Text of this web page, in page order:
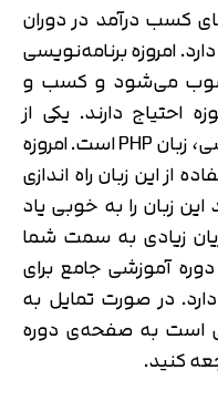
کسب درآمد در دوران
امروزه برنامه‌نویسی
می‌شود و کسب و
احتیاج دارند. یکی از
محبوب‌ترین زبان‌های برنامه نویسی، زبان PHP است. امروزه
از این زبان راه اندازی
زبان را به خوبی یاد
زیادی به سمت شما
آموزشی جامع برای
آموزش زبان برنامه‌نویسی PHP دارد. در صورت تمایل به
است به صفحه‌ی دوره
کنید.